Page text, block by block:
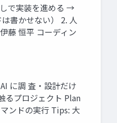
で実装を進める →
書かせない） 2. 人
藤 恒平 コーディン
に調 査・設計だけ
るプロジェクト Plan
ンドの実行 Tips: 大